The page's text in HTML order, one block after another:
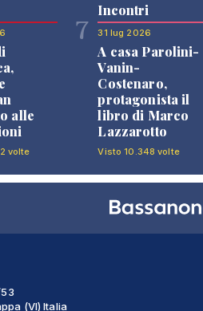
alle
volte
7
Incontri
31 lug 2026
A casa Parolini-
Vanin-
Costenaro,
protagonista il
libro di Marco
Lazzarotto
Visto 10.348 volte
(VI) Italia